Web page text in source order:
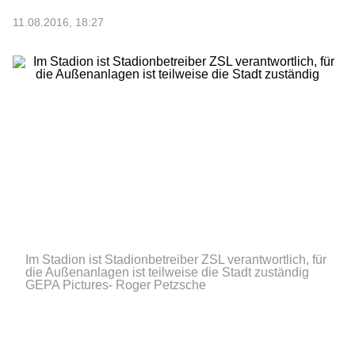
11.08.2016, 18:27
Im Stadion ist Stadionbetreiber ZSL verantwortlich, für
die Außenanlagen ist teilweise die Stadt zuständig
GEPA Pictures- Roger Petzsche